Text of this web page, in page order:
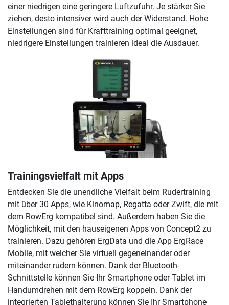
einer niedrigen eine geringere Luftzufuhr. Je stärker Sie
ziehen, desto intensiver wird auch der Widerstand. Hohe
Einstellungen sind für Krafttraining optimal geeignet,
niedrigere Einstellungen trainieren ideal die Ausdauer.
Trainingsvielfalt mit Apps
Entdecken Sie die unendliche Vielfalt beim Rudertraining
mit über 30 Apps, wie Kinomap, Regatta oder Zwift, die mit
dem RowErg kompatibel sind. Außerdem haben Sie die
Möglichkeit, mit den hauseigenen Apps von Concept2 zu
trainieren. Dazu gehören ErgData und die App ErgRace
Mobile, mit welcher Sie virtuell gegeneinander oder
miteinander rudern können. Dank der Bluetooth-
Schnittstelle können Sie Ihr Smartphone oder Tablet im
Handumdrehen mit dem RowErg koppeln. Dank der
integrierten Tablethalterung können Sie Ihr Smartphone